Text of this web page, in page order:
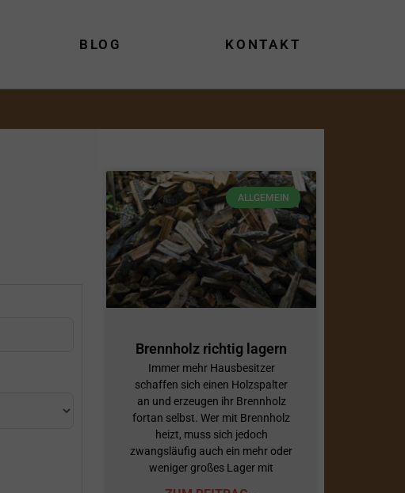
BLOG KONTAKT
ALLGEMEIN
Brennholz richtig lagern
Immer mehr Hausbesitzer
schaffen sich einen Holzspalter
an und erzeugen ihr Brennholz
fortan selbst. Wer mit Brennholz
heizt, muss sich jedoch
zwangsläufig auch ein mehr oder
weniger großes Lager mit